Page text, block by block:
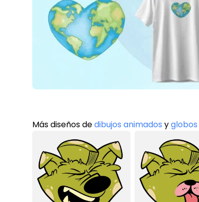
Más diseños dedibujos animados yglobos